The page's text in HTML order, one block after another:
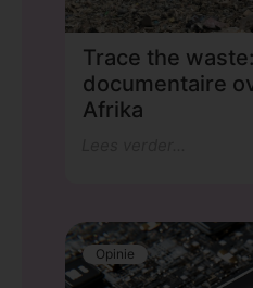
Trace the waste:
documentaire
Afrika
Opinie